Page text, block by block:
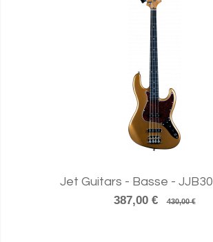
Jet Guitars - Basse -
387,00 €
430,00 €